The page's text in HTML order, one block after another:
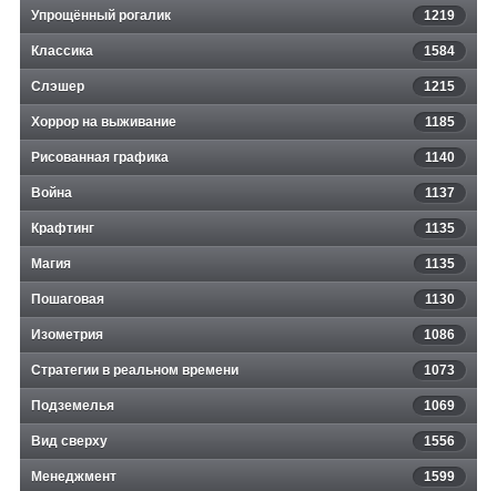
Упрощённый рогалик 1219
Классика 1584
Слэшер 1215
Хоррор на выживание 1185
Рисованная графика 1140
Война 1137
Крафтинг 1135
Магия 1135
Пошаговая 1130
Изометрия 1086
Стратегии в реальном времени 1073
Подземелья 1069
Вид сверху 1556
Менеджмент 1599